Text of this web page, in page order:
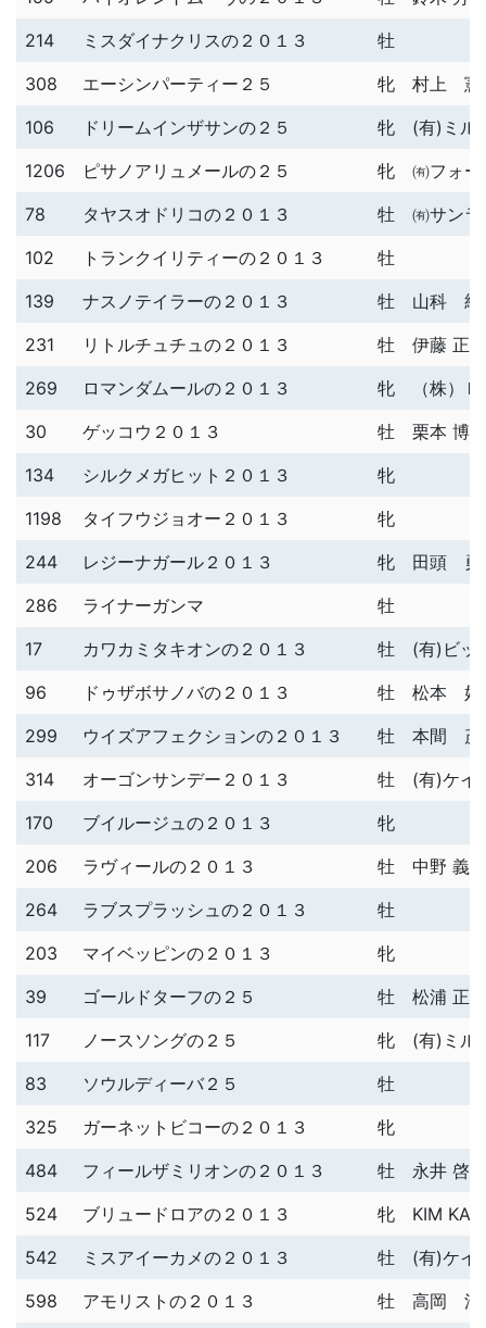
214
ミスダイナクリスの２０１３
牡
308
エーシンパーティー２５ 牝
村上 憲
106
ドリームインザサンの２５ 牝
(有)ミル
1206
ピサノアリュメールの２５ 牝
㈲フォ
78
タヤスオドリコの２０１３ 牡
㈲サンラ
102
トランクイリティーの２０１３
牡
139
ナスノテイラーの２０１３ 牡
山科 統
231
リトルチュチュの２０１３ 牡
伊藤 正男
269
ロマンダムールの２０１３ 牝
（株）
30
ゲッコウ２０１３ 牡
栗本 博晴
134
シルクメガヒット２０１３
牝
1198
タイフウジョオー２０１３
牝
244
レジーナガール２０１３ 牝
田頭 勇
286
ライナーガンマ
牡
17
カワカミタキオンの２０１３ 牡
(有)ビッ
96
ドゥザボサノバの２０１３ 牡
松本 好
299
ウイズアフェクションの２０１３ 牡
本間 茂
314
オーゴンサンデー２０１３ 牡
(有)ケイ
170
ブイルージュの２０１３
牝
206
ラヴィールの２０１３ 牡
中野 義一
264
ラブスプラッシュの２０１３
牡
203
マイベッピンの２０１３
牝
39
ゴールドターフの２５ 牡
松浦 正春
117
ノースソングの２５ 牝
(有)ミル
83
ソウルディーバ２５
牡
325
ガーネットビコーの２０１３
牝
484
フィールザミリオンの２０１３ 牡
永井 啓弍
524
ブリュードロアの２０１３ 牝
KIM
542
ミスアイーカメの２０１３ 牡
(有)ケイ
598
アモリストの２０１３ 牡
高岡 浩